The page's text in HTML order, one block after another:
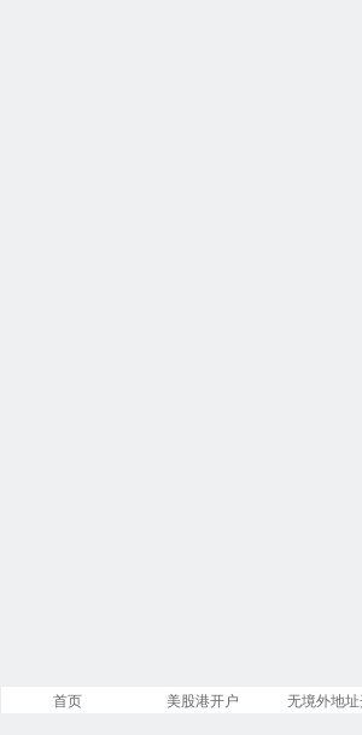
首页 美股港开户 无境外地址